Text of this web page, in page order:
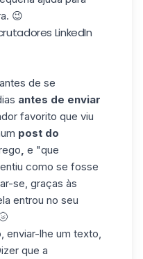
😉
LinkedIn
de se
antes de enviar
favorito que viu
post do
e "que
como se fosse
se, graças às
entrou no seu
enviar-lhe um texto,
que a